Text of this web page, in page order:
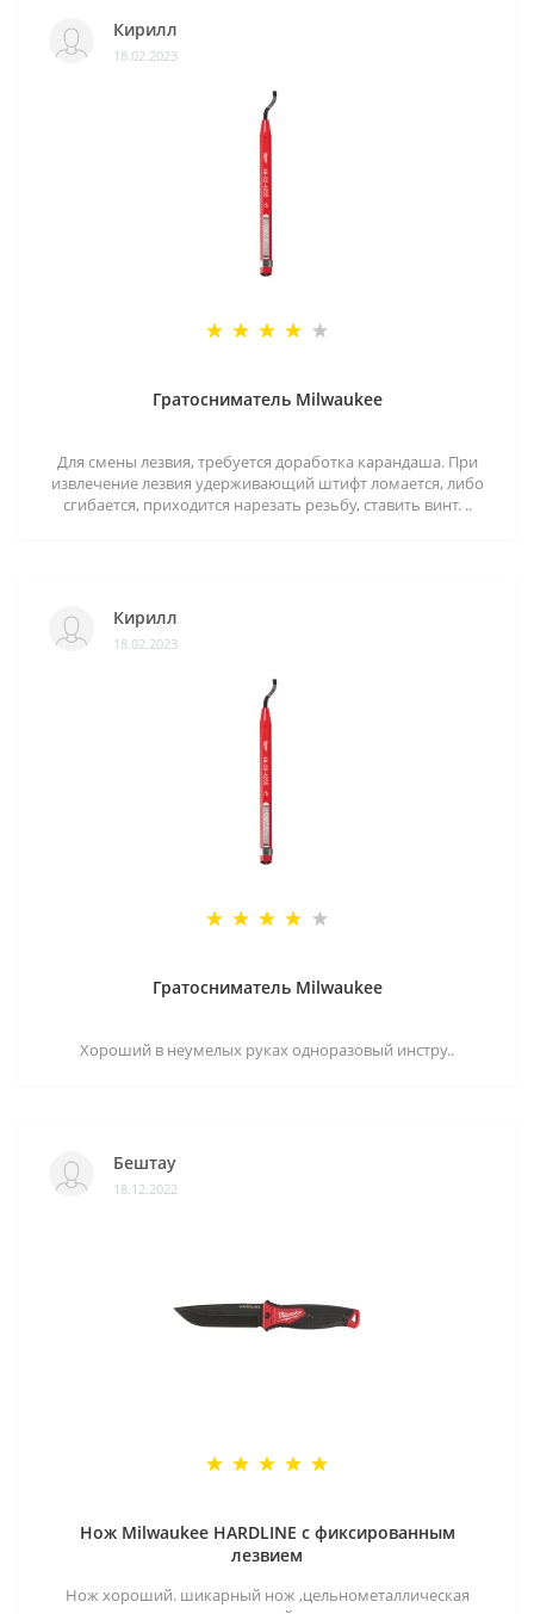
Кирилл
18.02.2023
Гратосниматель Milwaukee
Для смены лезвия, требуется доработка карандаша. При
извлечение лезвия удерживающий штифт ломается, либо
сгибается, приходится нарезать резьбу, ставить винт. ..
Кирилл
18.02.2023
Гратосниматель Milwaukee
Хороший в неумелых руках одноразовый инстру..
Бештау
18.12.2022
Нож Milwaukee HARDLINE с фиксированным
лезвием
Нож хороший. шикарный нож ,цельнометаллическая